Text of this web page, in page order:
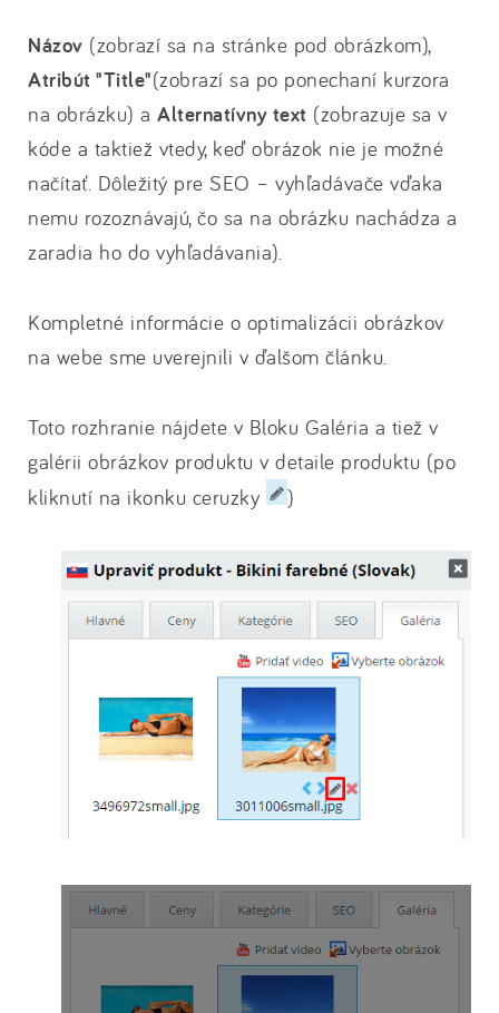
Názov (zobrazí sa na stránke pod obrázkom),
Atribút "Title"(zobrazí sa po ponechaní kurzora
na obrázku) a Alternatívny text (zobrazuje sa v
kóde a taktiež vtedy, keď obrázok nie je možné
načítať. Dôležitý pre SEO – vyhľadávače vďaka
nemu rozoznávajú, čo sa na obrázku nachádza a
zaradia ho do vyhľadávania).
Kompletné informácie o optimalizácii obrázkov
na webe sme uverejnili v ďalšom článku.
Toto rozhranie nájdete v Bloku Galéria a tiež v
galérii obrázkov produktu v detaile produktu (po
kliknutí na ikonku ceruzky
)